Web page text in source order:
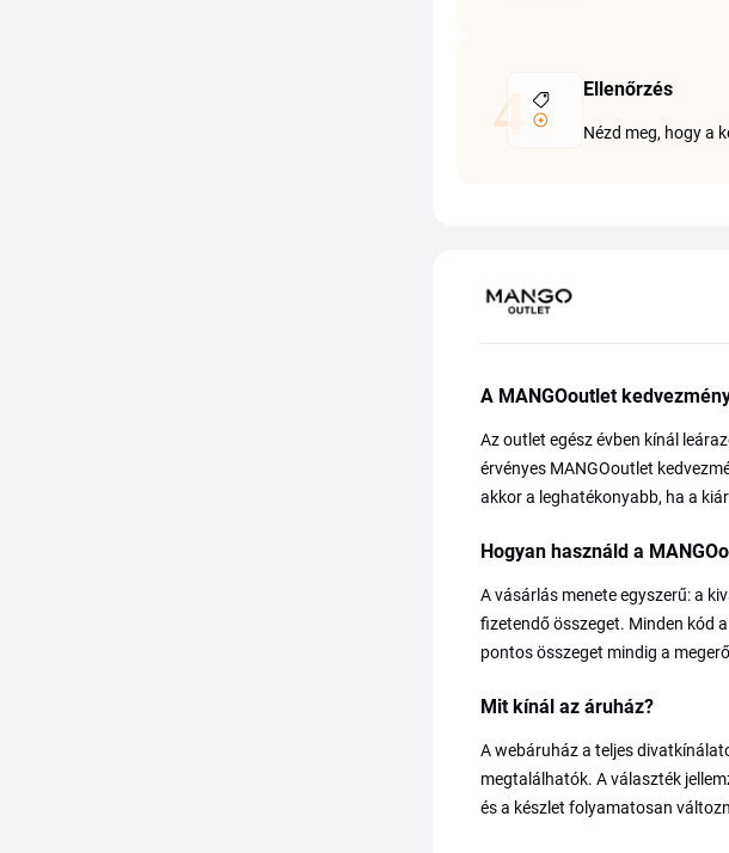
Ellenőrzés
Nézd meg, hogy a
A MANGOoutlet
Az outlet egész évben kínál
érvényes MANGOoutlet
akkor a leghatékonyabb, ha a
Hogyan használd a
A vásárlás menete egyszerű: a
fizetendő összeget. Minden kód
pontos összeget mindig a
Mit kínál az áruház?
A webáruház a teljes
megtalálhatók. A választék
és a készlet folyamatosan